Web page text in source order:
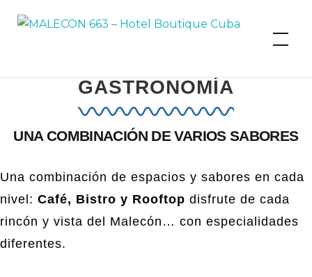
MALECON 663 – Hotel Boutique
GASTRONOMÍA
UNA COMBINACIÓN DE VARIOS SABORES
Una combinación de espacios y sabores en cada
nivel: Café, Bistro y Rooftop disfrute de cada
rincón y vista del Malecón… con especialidades
diferentes.